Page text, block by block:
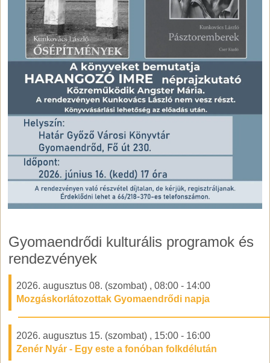
Gyomaendrődi kulturális programok és
rendezvények
2026. augusztus 08. (szombat) , 08:00 - 14:00
Mozgáskorlátozottak Gyomaendrődi napja
2026. augusztus 15. (szombat) , 15:00 - 16:00
Zenér Nyár - Egy este a fonóban folkdélután